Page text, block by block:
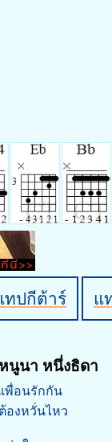
ทปกีต้าร์ แ
หนูนา หนึ่งธิดา
พื่อนรักกัน
องหวั่นไหว